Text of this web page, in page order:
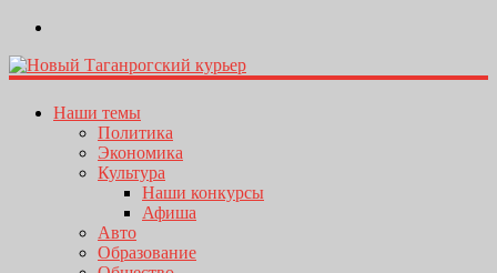
Наши темы
Политика
Экономика
Культура
Наши конкурсы
Афиша
Авто
Образование